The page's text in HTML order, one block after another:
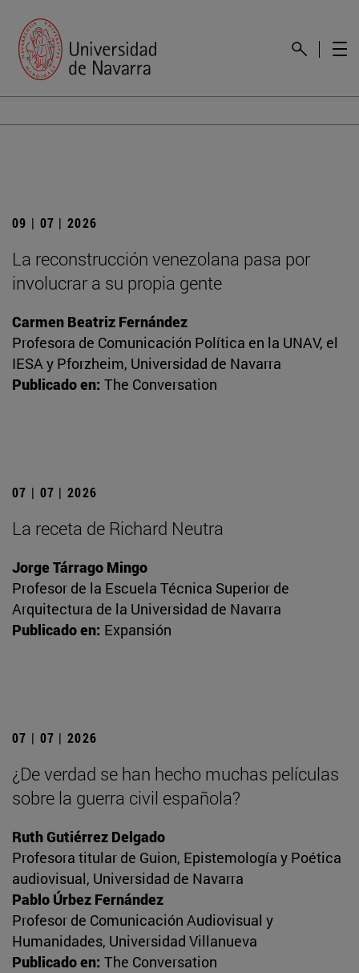
09 | 07 | 2026
La reconstrucción venezolana pasa por
involucrar a su propia gente
Carmen Beatriz Fernández
Profesora de Comunicación Política en la UNAV, el
IESA y Pforzheim, Universidad de Navarra
Publicado en: The Conversation
07 | 07 | 2026
La receta de Richard Neutra
Jorge Tárrago Mingo
Profesor de la Escuela Técnica Superior de
Arquitectura de la Universidad de Navarra
Publicado en: Expansión
07 | 07 | 2026
¿De verdad se han hecho muchas películas
sobre la guerra civil española?
Ruth Gutiérrez Delgado
Profesora titular de Guion, Epistemología y Poética
audiovisual, Universidad de Navarra
Pablo Úrbez Fernández
Profesor de Comunicación Audiovisual y
Humanidades, Universidad Villanueva
Publicado en: The Conversation